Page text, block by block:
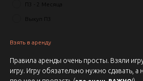
П3 - 2 Месяца
Выкуп П3
Взять в аренду
Правила аренды очень просты. Взяли
игру. Игру обязательно нужно сдавать, а